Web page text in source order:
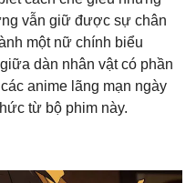
vẫn giữ được sự chân
một nữ chính biểu
dàn nhân vật có phần
anime lãng mạn ngày
từ bộ phim này.